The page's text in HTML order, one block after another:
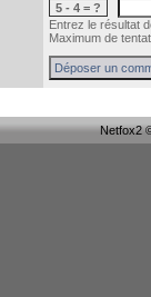
5 - 4 = ?
Entrez le résultat
Maximum de
Netfox2